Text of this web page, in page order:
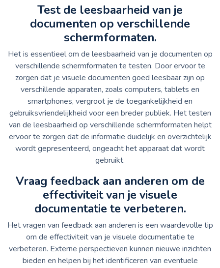
Test de leesbaarheid van je
documenten op verschillende
schermformaten.
Het is essentieel om de leesbaarheid van je documenten op
verschillende schermformaten te testen. Door ervoor te
zorgen dat je visuele documenten goed leesbaar zijn op
verschillende apparaten, zoals computers, tablets en
smartphones, vergroot je de toegankelijkheid en
gebruiksvriendelijkheid voor een breder publiek. Het testen
van de leesbaarheid op verschillende schermformaten helpt
ervoor te zorgen dat de informatie duidelijk en overzichtelijk
wordt gepresenteerd, ongeacht het apparaat dat wordt
gebruikt.
Vraag feedback aan anderen om de
effectiviteit van je visuele
documentatie te verbeteren.
Het vragen van feedback aan anderen is een waardevolle tip
om de effectiviteit van je visuele documentatie te
verbeteren. Externe perspectieven kunnen nieuwe inzichten
bieden en helpen bij het identificeren van eventuele